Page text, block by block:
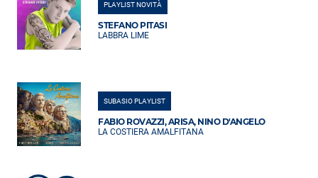
PLAYLIST NOVITÀ
STEFANO PITASI
LABBRA LIME
SUBASIO PLAYLIST
FABIO ROVAZZI, ARISA, NINO D'ANGELO
LA COSTIERA AMALFITANA